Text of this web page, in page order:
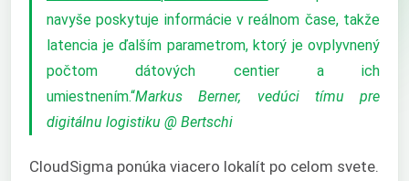
navyše poskytuje informácie v reálnom čase, takže
latencia je ďalším parametrom, ktorý je ovplyvnený
počtom dátových centier a ich
umiestnením.“Markus Berner, vedúci tímu pre
digitálnu logistiku @ Bertschi
CloudSigma ponúka viacero lokalít po celom svete.